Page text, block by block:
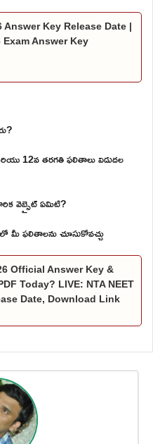
Answer Key Release Date |
Exam Answer Key
12వ తరగతి ఫలితాలు విడుదల
వెబ్సైట్ ఏమిటి?
మీ ఫలితాలను చూసుకోవచ్చు
Official Answer Key &
Today? LIVE: NTA NEET
Date, Download Link